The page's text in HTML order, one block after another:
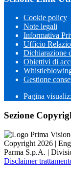
Cookie policy
Note legali
Informativa
Ufficio
Dichiarazione
Obiettivi di
Gestione
Pagina
Sezione
Copyright 2026 |
Parma S.p.A. |
Disclaimer